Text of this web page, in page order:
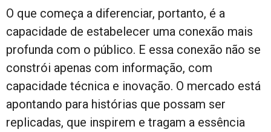
O que começa a diferenciar, portanto, é a
capacidade de estabelecer uma conexão mais
profunda com o público. E essa conexão não se
constrói apenas com informação, com
capacidade técnica e inovação. O mercado está
apontando para histórias que possam ser
replicadas, que inspirem e tragam a essência